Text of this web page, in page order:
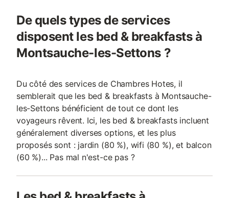
De quels types de services
disposent les bed & breakfasts à
Montsauche-les-Settons ?
Du côté des services de Chambres Hotes, il
semblerait que les bed & breakfasts à Montsauche-
les-Settons bénéficient de tout ce dont les
voyageurs rêvent. Ici, les bed & breakfasts incluent
généralement diverses options, et les plus
proposés sont : jardin (80 %), wifi (80 %), et balcon
(60 %)... Pas mal n'est-ce pas ?